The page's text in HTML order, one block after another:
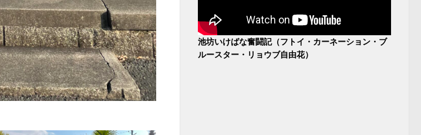
池坊いけばな奮闘記（フトイ・カーネーション・ブ
ルースター・リョウブ自由花）